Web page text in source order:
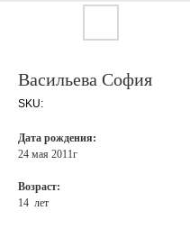
Васильева София
SKU:
Дата рождения:
24 мая 2011г
Возраст:
14 лет